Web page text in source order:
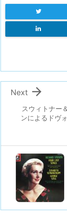
スウィトナー
ンによるドヴ

Next